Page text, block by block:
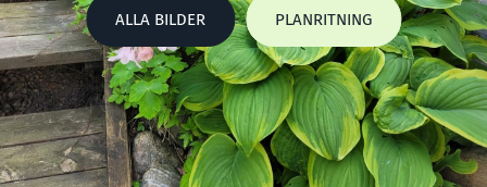
ALLA BILDER PLANRITNING